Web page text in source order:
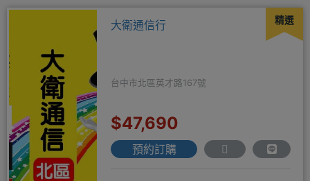
精選
大衛通信行
台中市北區英才路167號
$47,690
預約訂購